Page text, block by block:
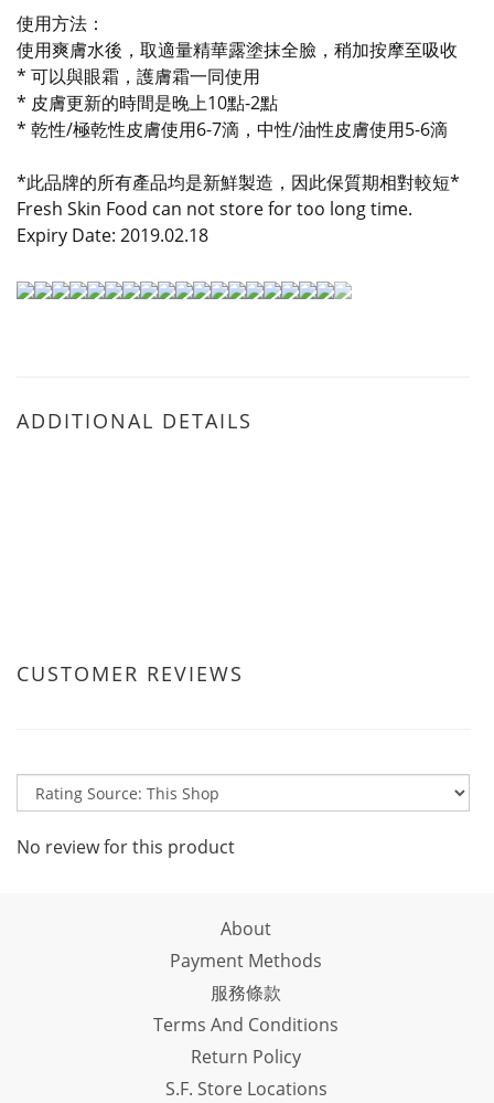
使用方法：
使用爽膚水後， 取適量精華露塗抹全臉，稍加按摩至吸收
* 可以與眼霜，護膚霜一同使用
* 皮膚更新的時間是晚上10點-2點
* 乾性/極乾性皮膚使用6-7滴，中性/油性皮膚使用5-6滴
*此品牌的所有產品均是新鮮製造，因此保質期相對較短*
Fresh Skin Food can not store for too long time.
Expiry Date: 2019.02.18
ADDITIONAL DETAILS
CUSTOMER REVIEWS
No review for this product
About
Payment Methods
服務條款
Terms And Conditions
Return Policy
S.F. Store Locations